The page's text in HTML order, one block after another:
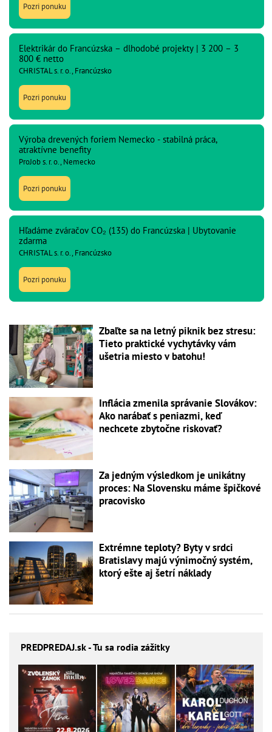
Pozri ponuku
Elektrikár do Francúzska – dlhodobé projekty | 3 200 – 3
800 € netto
CHRISTAL s. r. o., Francúzsko
Pozri ponuku
Výroba drevených foriem Nemecko - stabilná práca,
atraktívne benefity
ProJob s. r. o., Nemecko
Pozri ponuku
Hľadáme zváračov CO₂ (135) do Francúzska | Ubytovanie
zdarma
CHRISTAL s. r. o., Francúzsko
Pozri ponuku
Zbaľte sa na letný piknik bez stresu:
Tieto praktické vychytávky vám
ušetria miesto v batohu!
Inflácia zmenila správanie Slovákov:
Ako narábať s peniazmi, keď
nechcete zbytočne riskovať?
Za jedným výsledkom je unikátny
proces: Na Slovensku máme špičkové
pracovisko
Extrémne teploty? Byty v srdci
Bratislavy majú výnimočný systém,
ktorý ešte aj šetrí náklady
PREDPREDAJ.sk - Tu sa rodia zážitky